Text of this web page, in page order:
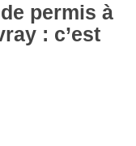
permis à
: c’est